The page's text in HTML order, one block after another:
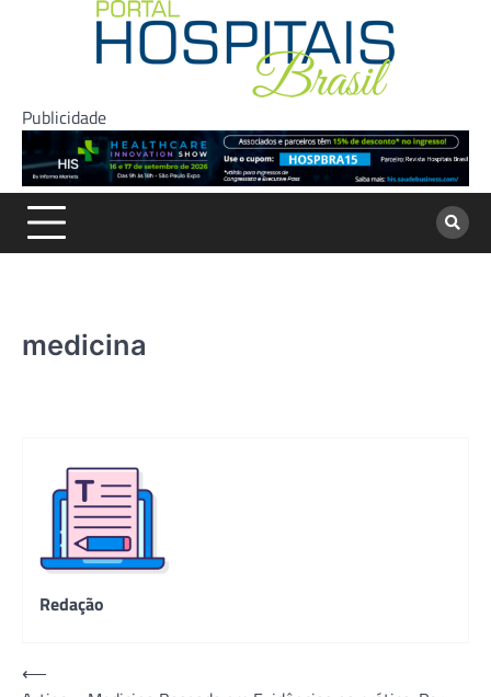
Publicidade
medicina
Redação
Navegação
⟵